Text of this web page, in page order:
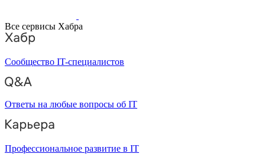
Все сервисы Хабра
Сообщество IT-специалистов
Ответы на любые вопросы об IT
Профессиональное развитие в IT